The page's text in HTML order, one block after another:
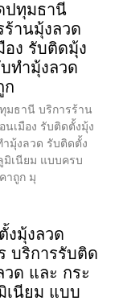
ปทุมธานี
ร้านมุ้งลวด
อง รับติดมุ้ง
ทำมุ้งลวด
ก
มธานี บริการร้าน
นเมือง รับติดตั้งมุ้ง
มุ้งลวด รับติดตั้ง
มิเนียม แบบครบ
าถูก มุ
งมุ้งลวด
บริการรับติด
วด และ กระ
เนียม แบบ